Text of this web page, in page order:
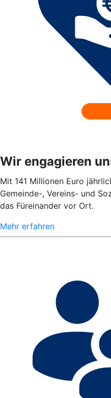
Wir engagieren
Mit 141 Millionen Euro
Gemeinde-, Vereins- und
das Füreinander vor Ort.
Mehr erfahren